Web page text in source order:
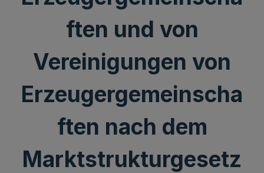
ften und von
Vereinigungen von
Erzeugergemeinscha
ften nach dem
Marktstrukturgesetz